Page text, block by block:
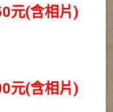
元(含相片)
元(含相片)